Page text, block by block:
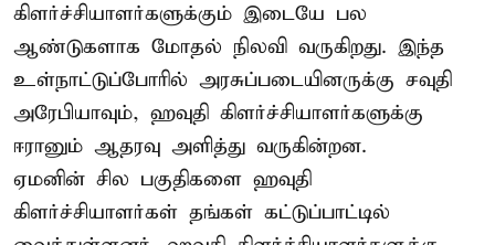
கிளர்ச்சியாளர்களுக்கும் இடையே பல
ஆண்டுகளாக மோதல் நிலவி வருகிறது. இந்த
உள்நாட்டுப்போரில் அரசுப்படையினருக்கு சவுதி
அரேபியாவும், ஹவுதி கிளர்ச்சியாளர்களுக்கு
ஈரானும் ஆதரவு அளித்து வருகின்றன.
ஏமனின் சில பகுதிகளை ஹவுதி
கிளர்ச்சியாளர்கள் தங்கள் கட்டுப்பாட்டில்